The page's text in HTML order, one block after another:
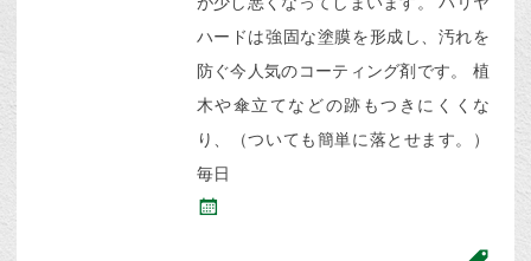
ハードは強固な塗膜を形成し、汚れを
防ぐ今人気のコーティング剤です。 植
木や傘立てなどの跡もつきにくくな
り、（ついても簡単に落とせます。）
毎日